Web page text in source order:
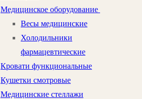
Медицинское оборудование
Весы медицинские
Холодильники
фармацевтические
Кровати функциональные
Кушетки смотровые
Медицинские стеллажи